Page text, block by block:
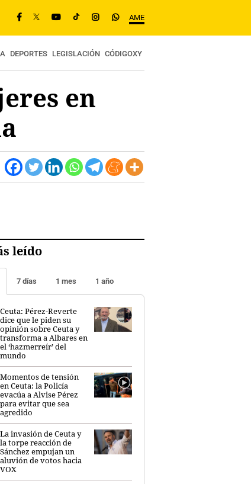
AME
DEPORTES LEGISLACIÓN CÓDIGOXY
en
leído
7 días 1 mes 1 año
Ceuta: Pérez-Reverte
dice que le piden su
opinión sobre Ceuta y
transforma a Albares en
el ‘hazmerreír’ del
mundo
Momentos de tensión
en Ceuta: la Policía
evacúa a Alvise Pérez
para evitar que sea
agredido
La invasión de Ceuta y
la torpe reacción de
Sánchez empujan un
aluvión de votos hacia
VOX